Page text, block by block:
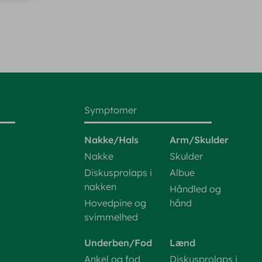
Symptomer
Nakke/Hals
Nakke
Diskusprolaps i
nakken
Hovedpine og
svimmelhed
Arm/Skulder
Skulder
Albue
Håndled og
hånd
Underben/Fod
Ankel og fod
Lænd
Diskusprolaps i